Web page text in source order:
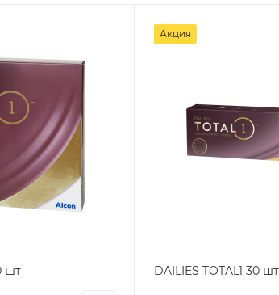
шт
Акция
DAILIES TOTAL1 30 шт